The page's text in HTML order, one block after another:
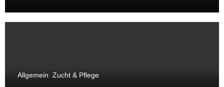
Allgemein Zucht & Pflege